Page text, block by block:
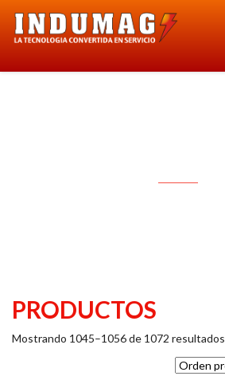
PRODUCTOS
Mostrando 1045–1056 de 1072 resultados